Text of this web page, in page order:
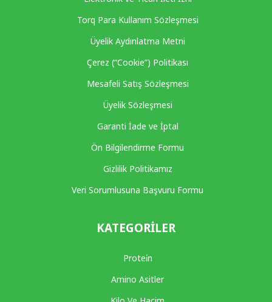
Torq Para Kullanım Sözleşmesi
Üyelik Aydınlatma Metni
Çerez (“Cookie”) Politikası
Mesafeli Satış Sözleşmesi
Üyelik Sözleşmesi
Garanti İade ve İptal
Ön Bilgilendirme Formu
Gizlilik Politikamız
Veri Sorumlusuna Başvuru Formu
KATEGORILER
Protei̇n
Amino Asitler